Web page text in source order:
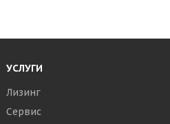
УСЛУГИ
Лизинг
Сервис